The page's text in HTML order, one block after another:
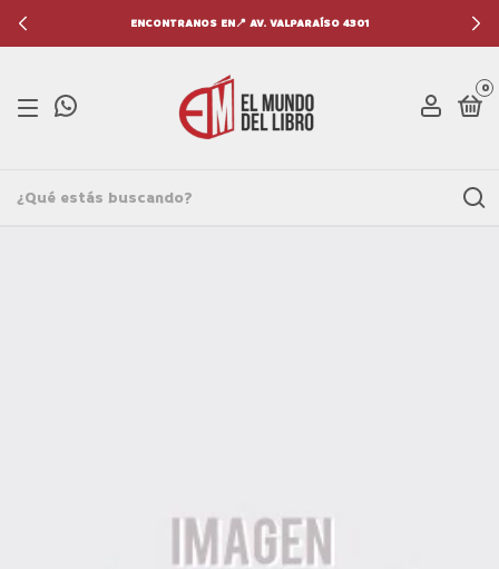
ENCONTRANOS EN📍 AV. VALPARAÍSO 4301
0